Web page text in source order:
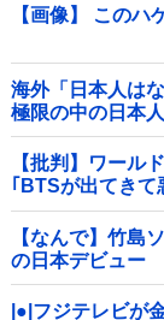
【画像】 この
海外「日本人は
極限の中の日本
【批判】ワール
｢BTSが出てきて
【なんで】竹島
の日本デビュー
|●|フジテレビが